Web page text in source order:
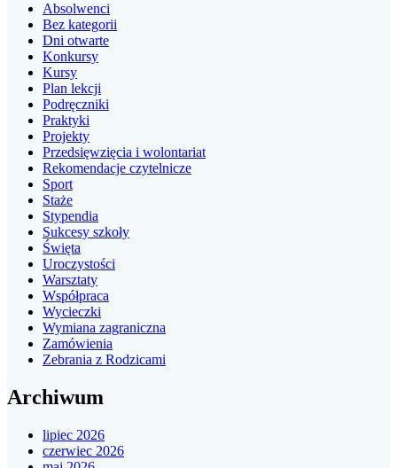
Absolwenci
Bez kategorii
Dni otwarte
Konkursy
Kursy
Plan lekcji
Podręczniki
Praktyki
Projekty
Przedsięwzięcia i wolontariat
Rekomendacje czytelnicze
Sport
Staże
Stypendia
Sukcesy szkoły
Święta
Uroczystości
Warsztaty
Współpraca
Wycieczki
Wymiana zagraniczna
Zamówienia
Zebrania z Rodzicami
Archiwum
lipiec 2026
czerwiec 2026